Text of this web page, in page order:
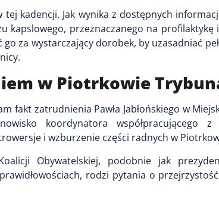
tej kadencji. Jak wynika z dostępnych
kapslowego, przeznaczanego na profilaktykę
za wystarczający dorobek, by uzasadniać
w Piotrkowie
zatrudnienia Pawła Jabłońskiego w
koordynatora współpracującego z
i wzburzenie części radnych w
Obywatelskiej, podobnie jak
rodzi pytania o